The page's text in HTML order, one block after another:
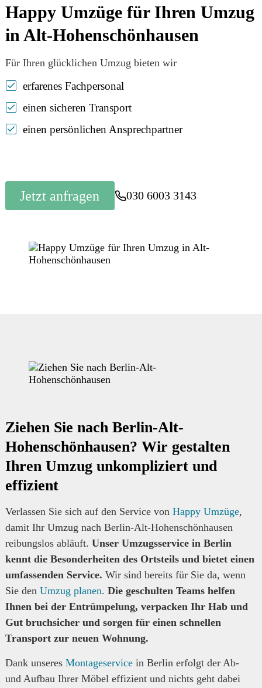
Happy Umzüge für Ihren Umzug
in Alt-Hohenschönhausen
Für Ihren glücklichen Umzug bieten wir
erfarenes Fachpersonal
einen sicheren Transport
einen persönlichen Ansprechpartner
Jetzt anfragen 030 6003 3143
Ziehen Sie nach Berlin-Alt-
Hohenschönhausen? Wir gestalten
Ihren Umzug unkompliziert und
effizient
Verlassen Sie sich auf den Service von Happy Umzüge,
damit Ihr Umzug nach Berlin-Alt-Hohenschönhausen
reibungslos abläuft. Unser Umzugsservice in Berlin
kennt die Besonderheiten des Ortsteils und bietet einen
umfassenden Service. Wir sind bereits für Sie da, wenn
Sie den Umzug planen. Die geschulten Teams helfen
Ihnen bei der Entrümpelung, verpacken Ihr Hab und
Gut bruchsicher und sorgen für einen schnellen
Transport zur neuen Wohnung.
Dank unseres Montageservice in Berlin erfolgt der Ab-
und Aufbau Ihrer Möbel effizient und nichts geht dabei